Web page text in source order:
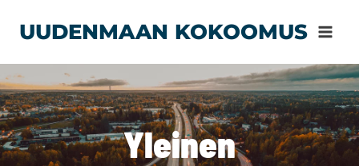
sisältöön
UUDENMAAN KOKOOMUS
Yleinen